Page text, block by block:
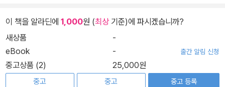
이 책을 알라딘에 1,000원 (최상기준)에 파시겠습니까?
새상품
-
eBook
- 출간 알림 신청
중고상품 (2) 25,000원
중고
중고
중고 등록